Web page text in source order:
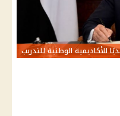
للأكاديمية الوطنية للتدريب